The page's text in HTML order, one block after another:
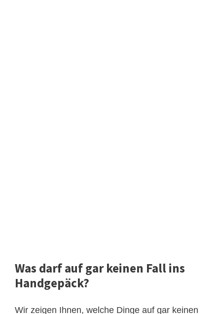
Was darf auf gar keinen Fall ins
Handgepäck?
Wir zeigen Ihnen, welche Dinge auf gar keinen